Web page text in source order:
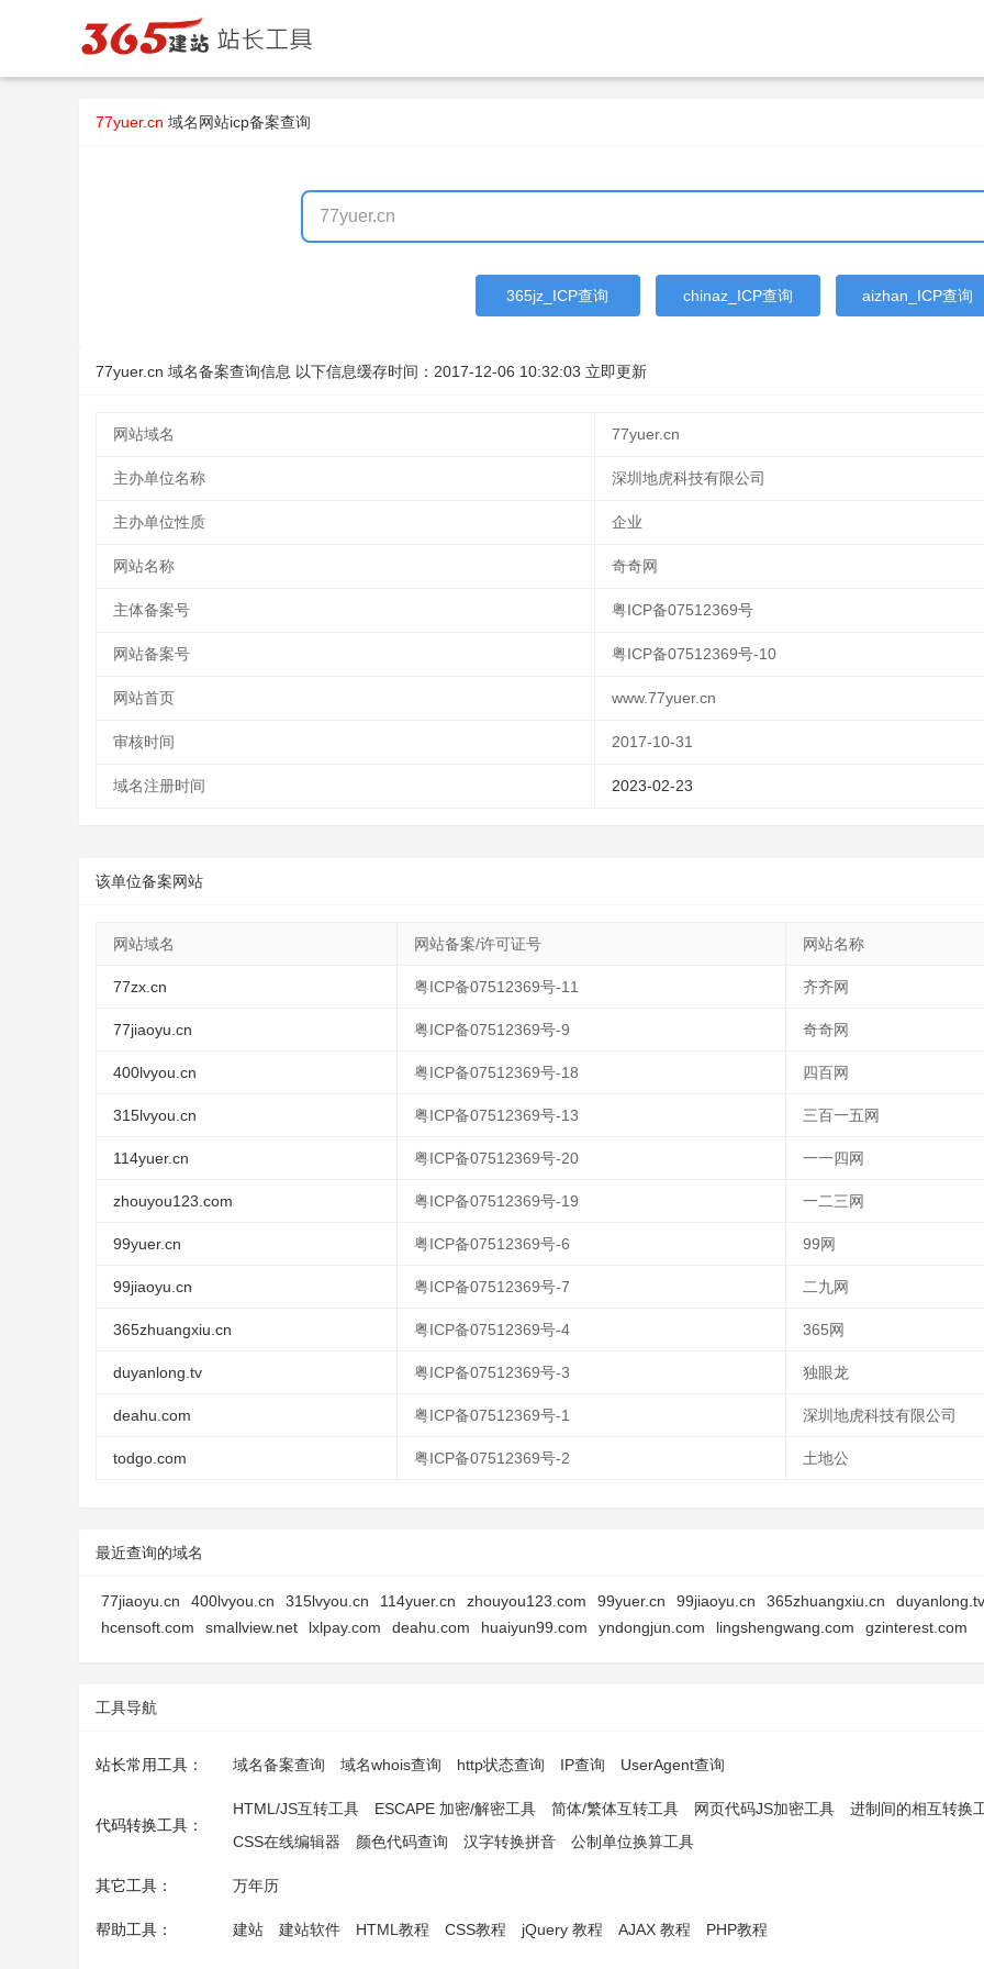
77yuer.cn 域名网站icp备案查询
365jz_ICP查询 chinaz_ICP查询 aizhan_ICP查询
77yuer.cn 域名备案查询信息 以下信息缓存时间： 2017-12-06 10:32:03 立即更新
网站域名 77yuer.cn
主办单位名称 深圳地虎科技有限公司
主办单位性质 企业
网站名称 奇奇网
主体备案号 粤ICP备07512369号
网站备案号 粤ICP备07512369号-10
网站首页 www.77yuer.cn
审核时间 2017-10-31
域名注册时间 2023-02-23
该单位备案网站
网站域名 网站备案/许可证号 网站名称
77zx.cn 粤ICP备07512369号-11 齐齐网
77jiaoyu.cn 粤ICP备07512369号-9 奇奇网
400lvyou.cn 粤ICP备07512369号-18 四百网
315lvyou.cn 粤ICP备07512369号-13 三百一五网
114yuer.cn 粤ICP备07512369号-20 一一四网
zhouyou123.com 粤ICP备07512369号-19 一二三网
99yuer.cn 粤ICP备07512369号-6 99网
99jiaoyu.cn 粤ICP备07512369号-7 二九网
365zhuangxiu.cn 粤ICP备07512369号-4 365网
duyanlong.tv 粤ICP备07512369号-3 独眼龙
deahu.com 粤ICP备07512369号-1 深圳地虎科技有限公司
todgo.com 粤ICP备07512369号-2 土地公
最近查询的域名
77jiaoyu.cn 400lvyou.cn 315lvyou.cn 114yuer.cn zhouyou123.com 99yuer.cn 99jiaoyu.cn 365zhuangxiu.cn
duyanlong.tv
hcensoft.com
smallview.net lxlpay.com deahu.com huaiyun99.com yndongjun.com lingshengwang.com gzinterest.com
工具导航
站长常用工具： 域名备案查询 域名whois查询 http状态查询 IP查询 UserAgent查询
代码转换工具：
HTML/JS互转工具 ESCAPE 加密/解密工具 简体/繁体互转工具 网页代码JS加密工具
进制间的相互转换
CSS在线编辑器
颜色代码查询 汉字转换拼音 公制单位换算工具
其它工具： 万年历
帮助工具： 建站 建站软件 HTML教程 CSS教程 jQuery 教程 AJAX 教程 PHP教程